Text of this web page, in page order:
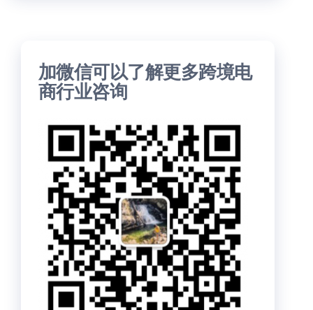
加微信可以了解更多跨境电
商行业咨询